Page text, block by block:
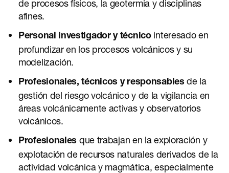
de procesos físicos, la geotermia y disciplinas
afines.
Personal investigador y técnicointeresado en
profundizar en los procesos volcánicos y su
modelización.
Profesionales, técnicos y responsables de la
gestión del riesgo volcánico y de la vigilancia en
áreas volcánicamente activas y observatorios
volcánicos.
Profesionales que trabajan en la exploración y
explotación de recursos naturales derivados de la
actividad volcánica y magmática, especialmente